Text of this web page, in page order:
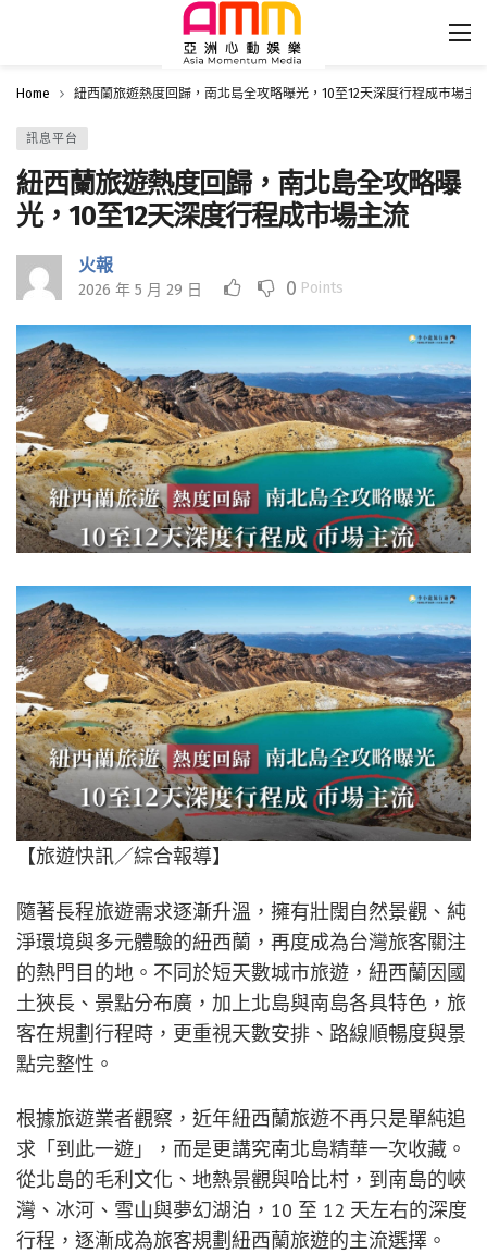
Home 紐西蘭旅遊熱度回歸，南北島全攻略曝光，10至12天深度行程成市場主
訊息平台
紐西蘭旅遊熱度回歸，南北島全攻略曝
光，10至12天深度行程成市場主流
火報
2026 年 5 月 29 日 0 Points
【旅遊快訊／綜合報導】
隨著長程旅遊需求逐漸升溫，擁有壯闊自然景觀、純
淨環境與多元體驗的紐西蘭，再度成為台灣旅客關注
的熱門目的地。不同於短天數城市旅遊，紐西蘭因國
土狹長、景點分布廣，加上北島與南島各具特色，旅
客在規劃行程時，更重視天數安排、路線順暢度與景
點完整性。
根據旅遊業者觀察，近年紐西蘭旅遊不再只是單純追
求「到此一遊」，而是更講究南北島精華一次收藏。
從北島的毛利文化、地熱景觀與哈比村，到南島的峽
灣、冰河、雪山與夢幻湖泊，10 至 12 天左右的深度
行程，逐漸成為旅客規劃紐西蘭旅遊的主流選擇。